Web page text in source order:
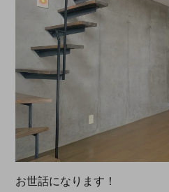
お世話になります！